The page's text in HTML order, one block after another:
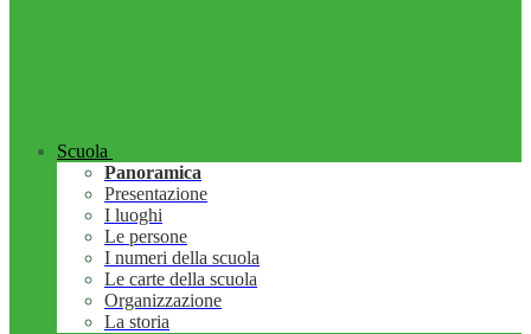
Scuola
Panoramica
Presentazione
I luoghi
Le persone
I numeri della scuola
Le carte della scuola
Organizzazione
La storia